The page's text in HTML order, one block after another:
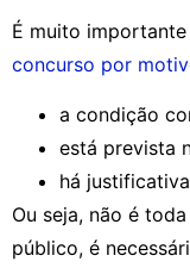
É muito
concurso por
a condição
está prevista
há
Ou seja, não é
público, é